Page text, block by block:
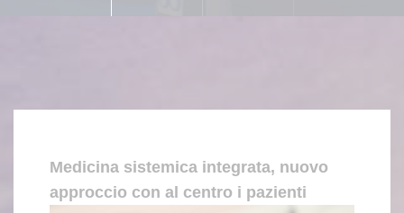
Medicina sistemica integrata, nuovo
approccio con al centro i pazienti